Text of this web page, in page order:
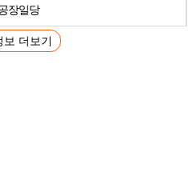
장일당
보 더보기